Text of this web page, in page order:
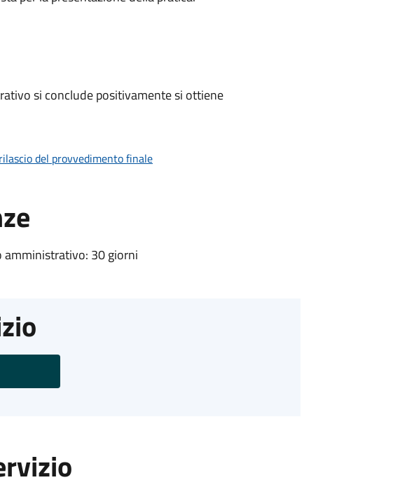
si conclude positivamente si ottiene
del provvedimento finale
amministrativo: 30 giorni